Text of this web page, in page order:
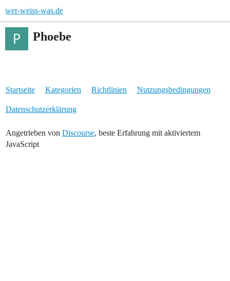
wer-weiss-was.de
Phoebe
Startseite Kategorien Richtlinien Nutzungsbedingungen
Datenschutzerklärung
Angetrieben von Discourse, beste Erfahrung mit aktiviertem
JavaScript